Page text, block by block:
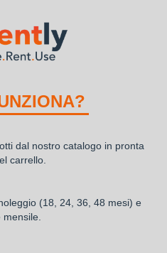
dal nostro catalogo in pronta
carrello.
(18, 24, 36, 48 mesi) e